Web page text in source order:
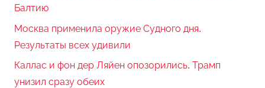
Балтию
Москва применила оружие Судного дня.
Результаты всех удивили
Каллас и фон дер Ляйен опозорились. Трамп
унизил сразу обеих